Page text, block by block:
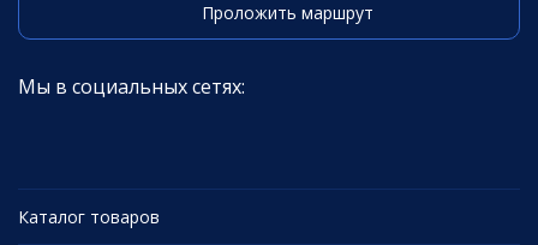
Проложить маршрут
Мы в социальных сетях:
Каталог товаров